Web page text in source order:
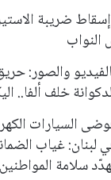
إسقاط ضريبة
النواب
والصور:
خلف ألفا..
السيارات
لبنان: غياب
سلامة المواطنين